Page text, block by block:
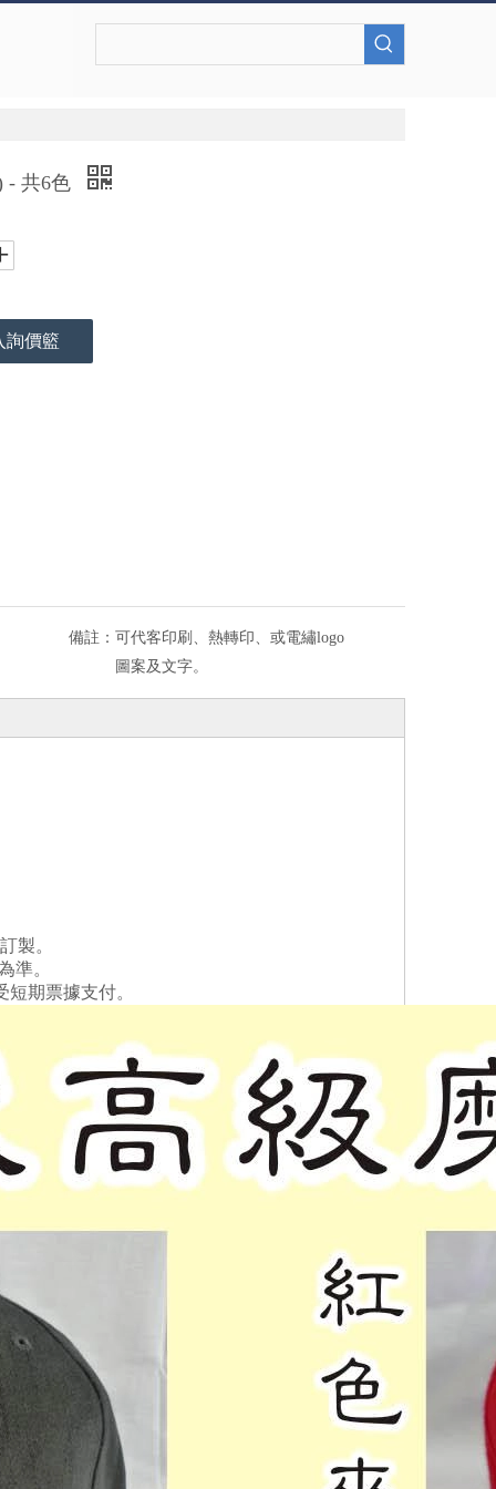
- 共6色
詢價籃
備註： 可代客印刷、熱轉印、或電繡logo
圖案及文字。
製。
準。
期票據支付。